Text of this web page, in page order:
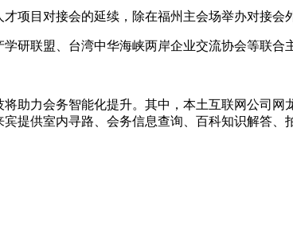
项目对接会的延续，除在福州主会场举办对接会
研联盟、台湾中华海峡两岸企业交流协会等联合
助力会务智能化提升。其中，本土互联网公司
提供室内寻路、会务信息查询、百科知识解答